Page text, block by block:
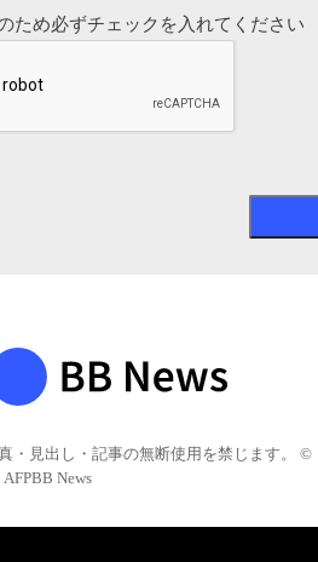
ため必ずチェックを入れてください
・見出し・記事の無断使用を禁じます。 ©
AFPBB News